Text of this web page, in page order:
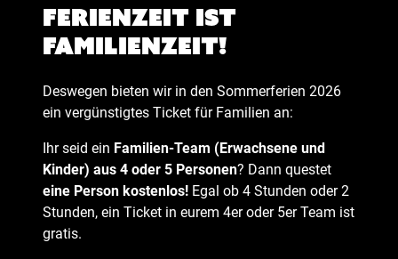
Ferienzeit ist
Familienzeit!
Deswegen bieten wir in den Sommerferien 2026
ein vergünstigtes Ticket für Familien an:
Ihr seid ein Familien-Team (Erwachsene und
Kinder) aus 4 oder 5 Personen? Dann questet
eine Person kostenlos! Egal ob 4 Stunden oder 2
Stunden, ein Ticket in eurem 4er oder 5er Team ist
gratis.